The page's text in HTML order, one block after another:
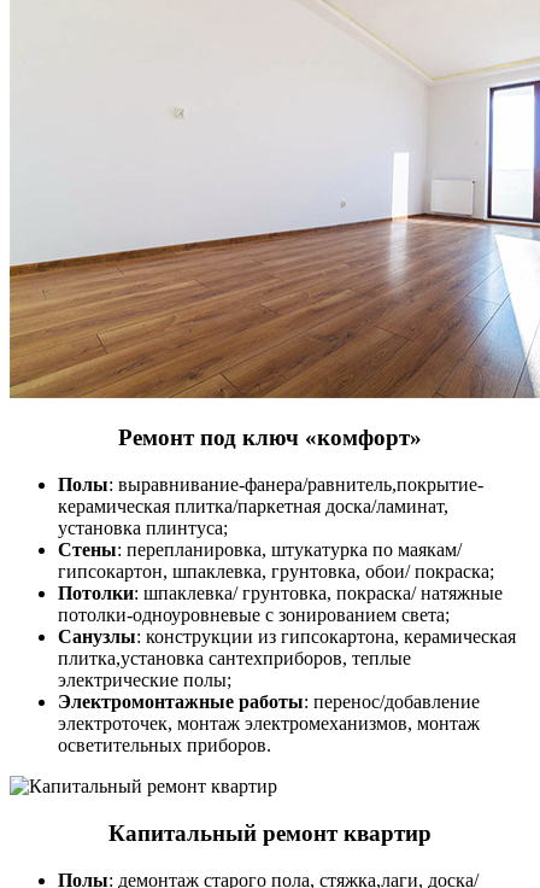
Ремонт под ключ «комфорт»
Полы: выравнивание-фанера/равнитель,покрытие-
керамическая плитка/паркетная доска/ламинат,
установка плинтуса;
Стены: перепланировка, штукатурка по маякам/
гипсокартон, шпаклевка, грунтовка, обои/ покраска;
Потолки: шпаклевка/ грунтовка, покраска/ натяжные
потолки-одноуровневые с зонированием света;
Санузлы: конструкции из гипсокартона, керамическая
плитка,установка сантехприборов, теплые
электрические полы;
Электромонтажные работы: перенос/добавление
электроточек, монтаж электромеханизмов, монтаж
осветительных приборов.
Капитальный ремонт квартир
Полы: демонтаж старого пола, стяжка,лаги, доска/